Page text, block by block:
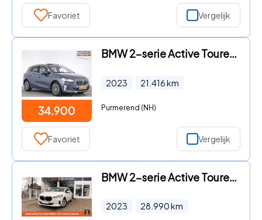
Favoriet Vergelijk
34.900
BMW 2-serie Active Tourer - ActiveTourer 230e xDrive Luxury line | PANORAMADAK | LEDER |
2023 21.416km
Purmerend (NH)
Favoriet Vergelijk
BMW 2-serie Active Tourer - 218i | Eerste eigenaar | Volledig BMW onderhouden |
2023 28.990km